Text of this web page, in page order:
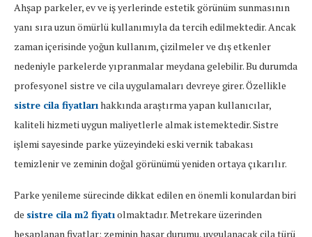
Ahşap parkeler, ev ve iş yerlerinde estetik görünüm sunmasının
yanı sıra uzun ömürlü kullanımıyla da tercih edilmektedir. Ancak
zaman içerisinde yoğun kullanım, çizilmeler ve dış etkenler
nedeniyle parkelerde yıpranmalar meydana gelebilir. Bu durumda
profesyonel sistre ve cila uygulamaları devreye girer. Özellikle
sistre cila fiyatlarıhakkında araştırma yapan kullanıcılar,
kaliteli hizmeti uygun maliyetlerle almak istemektedir. Sistre
işlemi sayesinde parke yüzeyindeki eski vernik tabakası
temizlenir ve zeminin doğal görünümü yeniden ortaya çıkarılır.
Parke yenileme sürecinde dikkat edilen en önemli konulardan biri
de sistre cila m2 fiyatıolmaktadır. Metrekare üzerinden
hesaplanan fiyatlar; zeminin hasar durumu, uygulanacak cila türü